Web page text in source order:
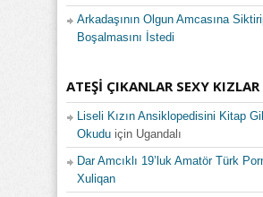
Arkadaşının Olgun Amcasına
Boşalmasını İstedi
ATEŞI ÇIKANLAR SEXY KIZLAR
Liseli Kızın Ansiklopedisini Kitap
Okudu için Ugandalı
Dar Amcıklı 19’luk Amatör Türk
Xuliqan